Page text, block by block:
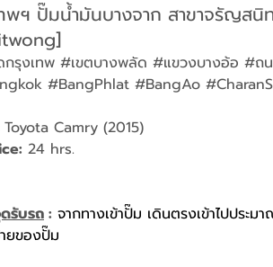
ทพฯ ปั๊มน้ำมันบางจาก สาขาจรัญส
รุงเทพ #เขตบางพลัด #แขวงบางอ้อ #ถ
#BangPhlat #BangAo
Toyota Camry (2015)
24 hrs.
รับรถ : จากทางเข้าปั๊ม เดินตรงเข้าไปประ
ยของปั๊ม